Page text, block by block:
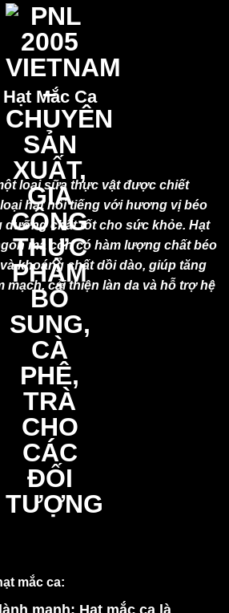
Mắc Ca
loại sữa thực vật được chiết
hạt nổi tiếng với hương vị béo
dưỡng chất tốt cho sức khỏe. Hạt
mà còn có hàm lượng chất béo
khoáng chất dồi dào, giúp tăng
cải thiện làn da và hỗ trợ hệ
mắc ca: